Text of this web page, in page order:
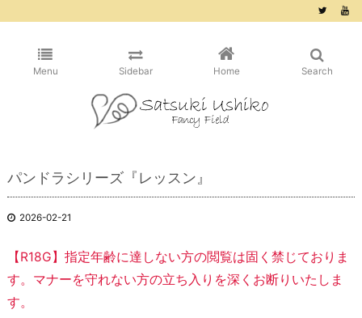
Menu Sidebar Home Search
パンドラシリーズ『レッスン』
2026-02-21
【R18G】指定年齢に達しない方の閲覧は固く禁じておりま
す。マナーを守れない方の立ち入りを深くお断りいたしま
す。